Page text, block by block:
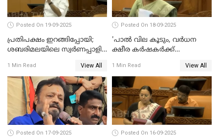
Posted On 19-09-2025
പ്രതിപക്ഷം ഇറങ്ങിപ്പോയി;
ശബരിമലയിലെ സ്വർണപ്പാളി
പ്രമേയത്തിന് അനുമതിയില്ല
WATCH VIDEO
1 Min Read View All
Posted On 18-09-2025
'പാൽ വില കൂടും, വർധന
ക്ഷീര കർഷകർക്ക്
ജെ ചിഞ്ചുറാണി
1 Min Read View All
Posted On 17-09-2025 Posted On 16-09-2025